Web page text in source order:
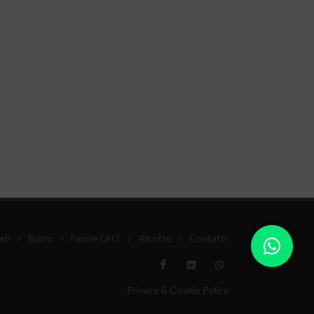
Burro Panne UHT Ricotte Contatti
- Privacy & Cookie Policy -